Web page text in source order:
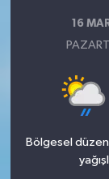
16
Bölgesel